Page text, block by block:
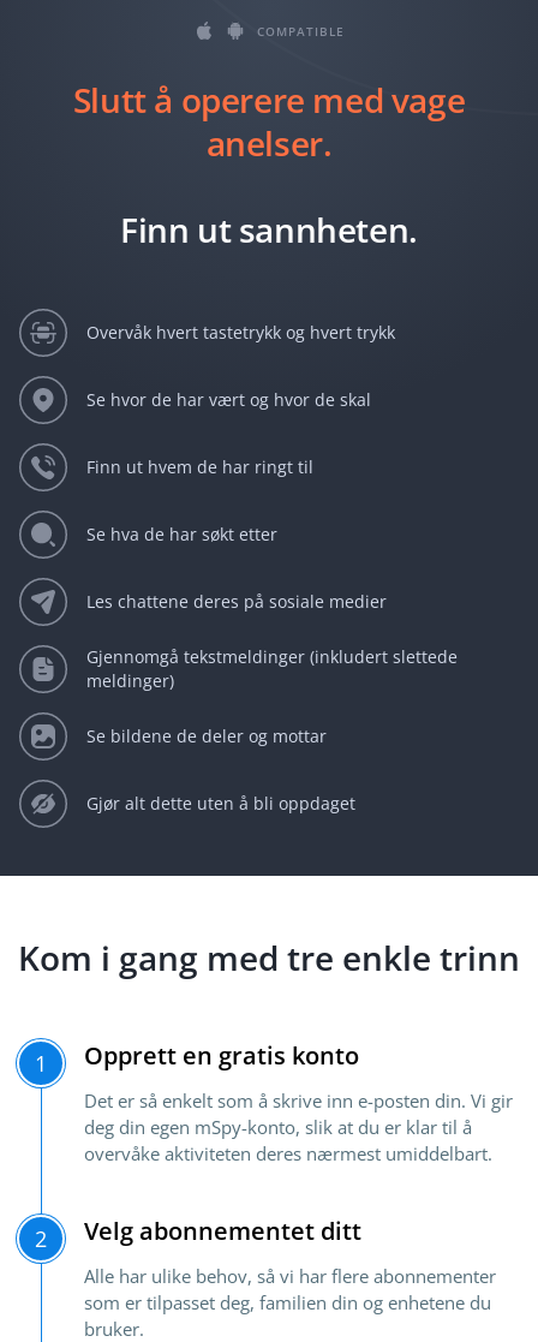
COMPATIBLE
Slutt å operere med vage
anelser.
Finn ut sannheten.
Overvåk hvert tastetrykk og hvert trykk
Se hvor de har vært og hvor de skal
Finn ut hvem de har ringt til
Se hva de har søkt etter
Les chattene deres på sosiale medier
Gjennomgå tekstmeldinger (inkludert slettede
meldinger)
Se bildene de deler og mottar
Gjør alt dette uten å bli oppdaget
Kom i gang med tre enkle trinn
1 Opprett en gratis konto
Det er så enkelt som å skrive inn e-posten din. Vi gir
deg din egen mSpy-konto, slik at du er klar til å
overvåke aktiviteten deres nærmest umiddelbart.
2 Velg abonnementet ditt
Alle har ulike behov, så vi har flere abonnementer
som er tilpasset deg, familien din og enhetene du
bruker.